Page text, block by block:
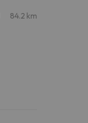
84.2 km